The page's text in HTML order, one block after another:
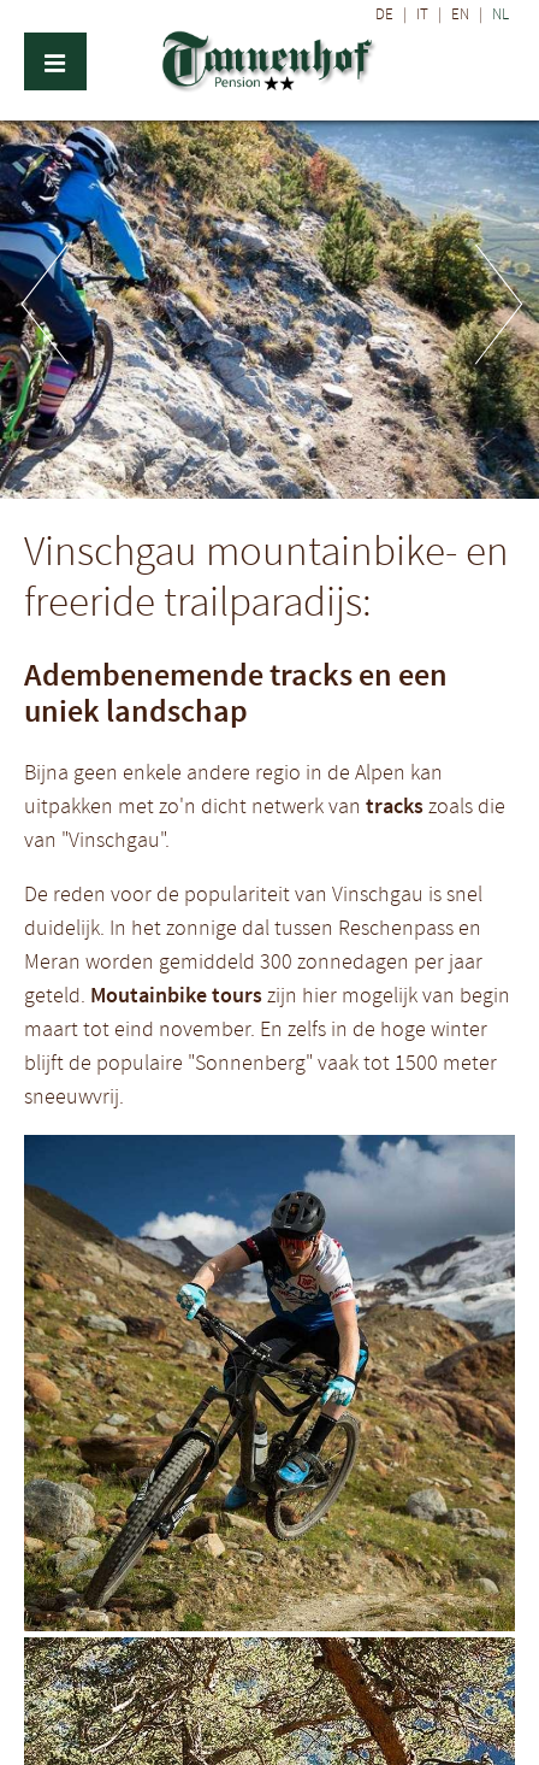
DE | IT | EN | NL
Vinschgau mountainbike- en
freeride trailparadijs:
Adembenemende tracks en een
uniek landschap
Bijna geen enkele andere regio in de Alpen kan
uitpakken met zo'n dicht netwerk van trackszoals die
van "Vinschgau".
De reden voor de populariteit van Vinschgau is snel
duidelijk. In het zonnige dal tussen Reschenpass en
Meran worden gemiddeld 300 zonnedagen per jaar
geteld. Moutainbike tourszijn hier mogelijk van begin
maart tot eind november. En zelfs in de hoge winter
blijft de populaire "Sonnenberg" vaak tot 1500 meter
sneeuwvrij.